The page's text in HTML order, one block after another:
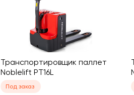
Транспортировщик паллет
Noblelift PT16L
Под заказ